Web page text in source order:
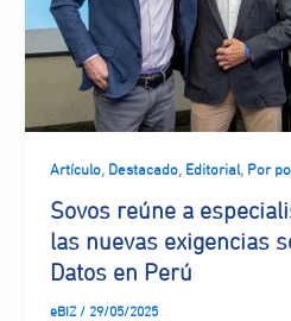
Artículo, Destacado, Editorial, Por
Sovos reúne a
las nuevas exigencias
Datos en Perú
eBIZ / 29/05/2025